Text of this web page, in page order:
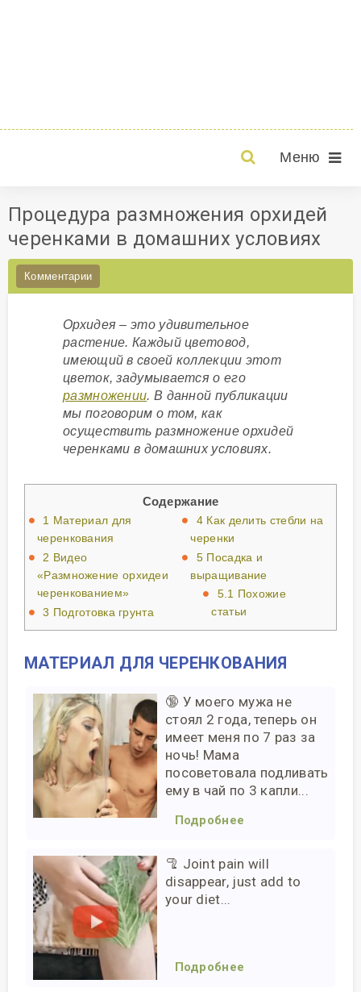
Меню
Процедура размножения орхидей
черенками в домашних условиях
Комментарии
Орхидея – это удивительное
растение. Каждый цветовод,
имеющий в своей коллекции этот
цветок, задумывается о его
размножении. В данной публикации
мы поговорим о том, как
осуществить размножение орхидей
черенками в домашних условиях.
Содержание
1 Материал для
черенкования
2 Видео
«Размножение орхидеи
черенкованием»
3 Подготовка грунта
4 Как делить стебли на
черенки
5 Посадка и
выращивание
5.1 Похожие
статьи
МАТЕРИАЛ ДЛЯ ЧЕРЕНКОВАНИЯ
🔞 У моего мужа не
стоял 2 года, теперь он
имеет меня по 7 раз за
ночь! Мама
посоветовала подливать
ему в чай по 3 капли...
Подробнее
🦿 Joint pain will
disappear, just add to
your diet...
Подробнее